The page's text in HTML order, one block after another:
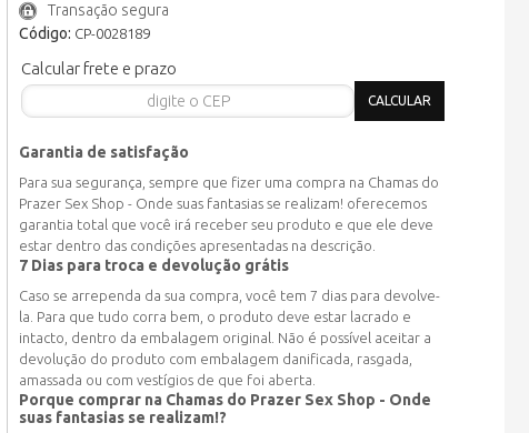
Código: CP-0028189
Transação segura
Calcular frete e prazo
Garantia de satisfação
Para sua segurança, sempre que fizer uma compra na Chamas do
Prazer Sex Shop - Onde suas fantasias se realizam! oferecemos
garantia total que você irá receber seu produto e que ele deve
estar dentro das condições apresentadas na descrição.
7 Dias para troca e devolução grátis
Caso se arrependa da sua compra, você tem 7 dias para devolve-
la. Para que tudo corra bem, o produto deve estar lacrado e
intacto, dentro da embalagem original. Não é possível aceitar a
devolução do produto com embalagem danificada, rasgada,
amassada ou com vestígios de que foi aberta.
Porque comprar na Chamas do Prazer Sex Shop - Onde
suas fantasias se realizam!?